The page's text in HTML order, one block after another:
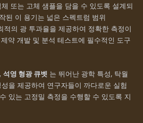
또는 고체 샘플을 담을 수 있도록 설계되
된 이 용기는 넓은 스펙트럼 범위
의 광 투과율을 제공하여 정확한 측정이
약 개발 및 분석 테스트에 필수적인 도구
석영 형광 큐벳 는 뛰어난 광학 특성, 탁월
을 제공하여 연구자들이 까다로운 실험
있는 고정밀 측정을 수행할 수 있도록 지